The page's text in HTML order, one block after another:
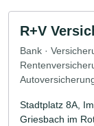
R+V
Bank ·
Stadtplatz 8A,
Griesbach im